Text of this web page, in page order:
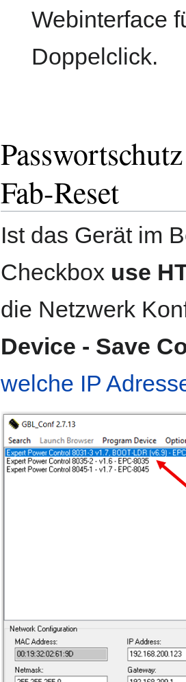
Webinterface
Doppelclick.
Fab-Reset
Ist das Gerät im
Checkbox use
die Netzwerk
Device - Save
welche IP